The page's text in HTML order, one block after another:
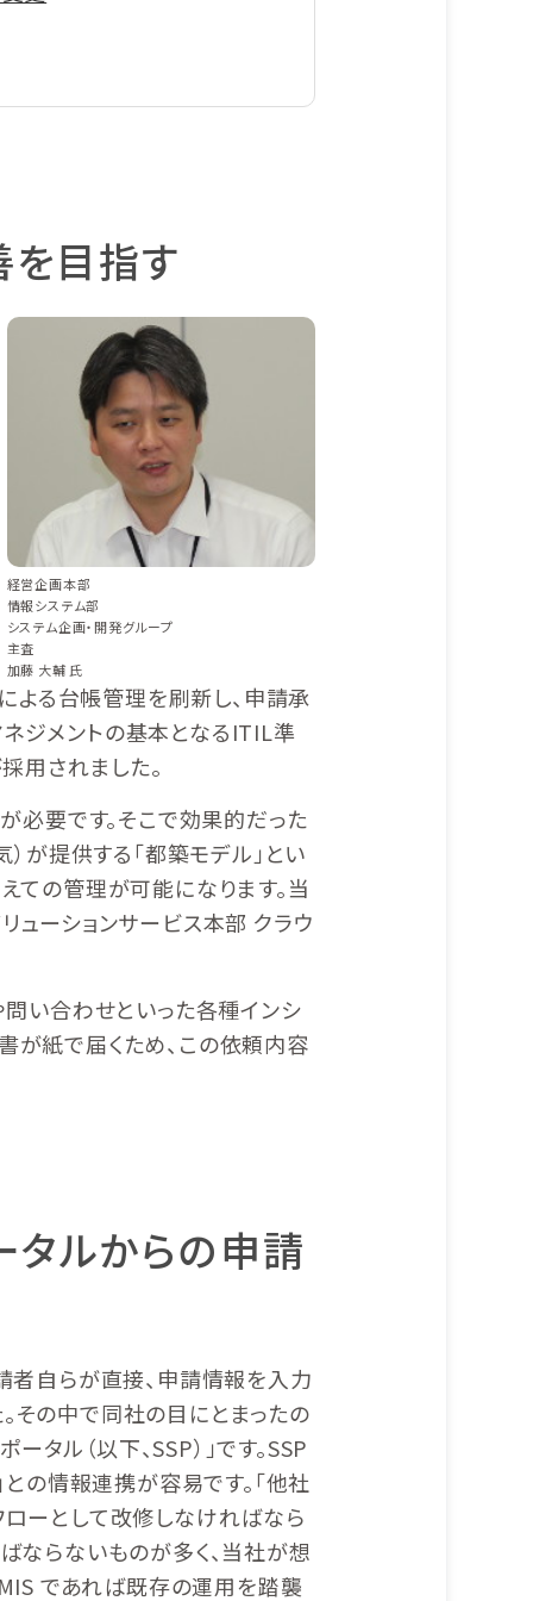
目指す
経営企画本部
情報システム部
システム企画・開発グループ
主査
加藤 大輔 氏
よる台帳管理を刷新し、申請承
ジメントの基本となるITIL準
用されました。
必要です。そこで効果的だった
が提供する「都築モデル」とい
ての管理が可能になります。当
ューションサービス本部 クラウ
い合わせといった各種インシ
が紙で届くため、この依頼内容
タルからの申請
者自らが直接、申請情報を入力
その中で同社の目にとまったの
タル（以下、SSP）」です。SSP
の情報連携が容易です。「他社
ーとして改修しなければなら
ならないものが多く、当社が想
であれば既存の運用を踏襲